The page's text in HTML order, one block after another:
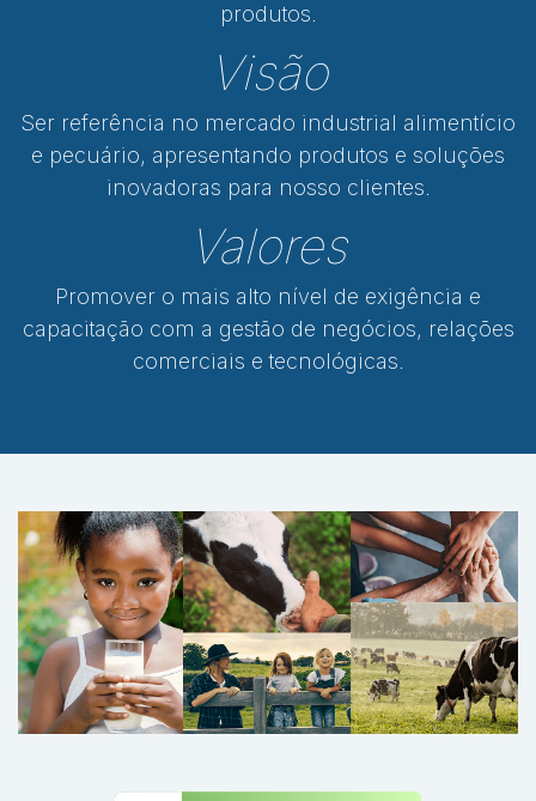
produtos.
Visão
Ser referência no mercado industrial alimentício
e pecuário, apresentando produtos e soluções
inovadoras para nosso clientes.
Valores
Promover o mais alto nível de exigência e
capacitação com a gestão de negócios, relações
comerciais e tecnológicas.